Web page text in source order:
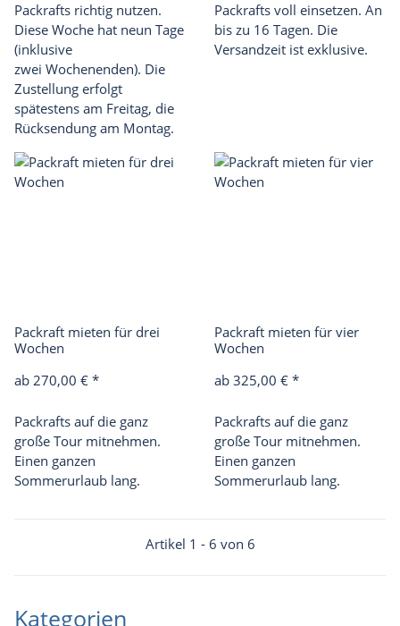
Packrafts richtig nutzen.
Diese Woche hat neun Tage
(inklusive
zwei Wochenenden). Die
Zustellung erfolgt
spätestens am Freitag, die
Rücksendung am Montag.
Packrafts voll einsetzen. An
bis zu 16 Tagen. Die
Versandzeit ist exklusive.
Packraft mieten für drei
Wochen
ab 270,00 € *
Packrafts auf die ganz
große Tour mitnehmen.
Einen ganzen
Sommerurlaub lang.
Packraft mieten für vier
Wochen
ab 325,00 € *
Packrafts auf die ganz
große Tour mitnehmen.
Einen ganzen
Sommerurlaub lang.
Artikel 1 - 6 von 6
Kategorien